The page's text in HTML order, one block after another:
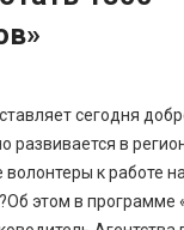
сегодня
развивается в
волонтеры к работе
этом в программе